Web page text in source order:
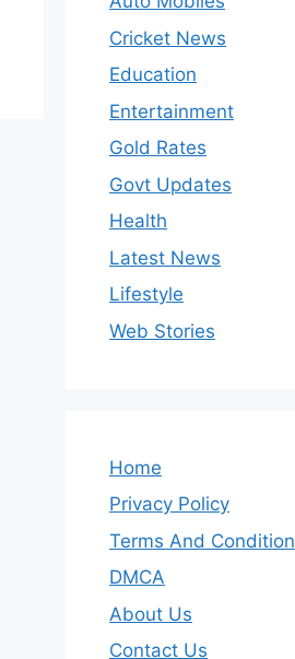
Cricket News
Education
Entertainment
Gold Rates
Govt Updates
Health
Latest News
Lifestyle
Web Stories
Home
Privacy Policy
Terms And Condition
DMCA
About Us
Contact Us